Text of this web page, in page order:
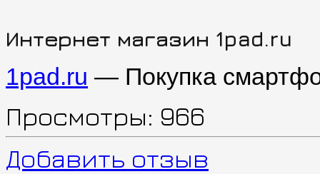
Интернет магазин 1pad.ru
1pad.ru — Покупка
Просмотры: 966
Добавить отзыв